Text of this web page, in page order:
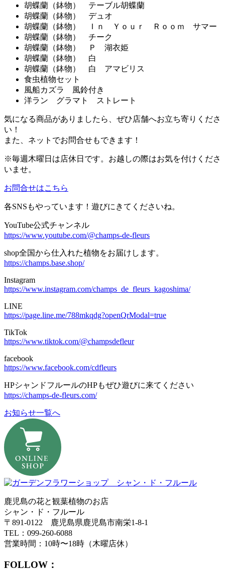
胡蝶蘭（鉢物） テーブル胡蝶蘭
胡蝶蘭（鉢物） デュオ
胡蝶蘭（鉢物） Ｉｎ Ｙｏｕｒ Ｒｏｏｍ サマー
胡蝶蘭（鉢物） チーク
胡蝶蘭（鉢物） Ｐ 湖衣姫
胡蝶蘭（鉢物） 白
胡蝶蘭（鉢物） 白 アマビリス
食虫植物セット
風船カズラ 風鈴付き
洋ラン グラマト ストレート
気になる商品がありましたら、ぜひ店舗へお立ち寄りくださ
い！
また、ネットでお問合せもできます！
※毎週木曜日は店休日です。お越しの際はお気を付けくださ
いませ。
お問合せはこちら
各SNSもやっています！遊びにきてくださいね。
YouTube公式チャンネル
https://www.youtube.com/@champs-de-fleurs
shop全国から仕入れた植物をお届けします。
https://champs.base.shop/
Instagram
https://www.instagram.com/champs_de_fleurs_kagoshima/
LINE
https://page.line.me/788mkqdg?openQrModal=true
TikTok
https://www.tiktok.com/@champsdefleur
facebook
https://www.facebook.com/cdfleurs
HPシャンドフルールのHPもぜひ遊びに来てください
https://champs-de-fleurs.com/
お知らせ一覧へ
鹿児島の花と観葉植物のお店
シャン・ド・フルール
〒891-0122 鹿児島県鹿児島市南栄1-8-1
TEL：099-260-6088
営業時間：10時〜18時（木曜店休）
FOLLOW：